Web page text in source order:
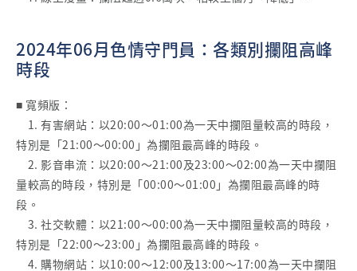
2024年06月色情守門員：各類別攔阻高峰
時段
■ 寬頻版：
1. 有害網站：以20:00～01:00為一天中攔阻量較高的時段，
特別是「21:00～00:00」為攔阻最高峰的時段。
2. 影音串流：以20:00～21:00及23:00～02:00為一天中攔阻
量較高的時段，特別是「00:00～01:00」為攔阻最高峰的時
段。
3. 社交軟體：以21:00～00:00為一天中攔阻量較高的時段，
特別是「22:00～23:00」為攔阻最高峰的時段。
4. 購物網站：以10:00～12:00及13:00～17:00為一天中攔阻